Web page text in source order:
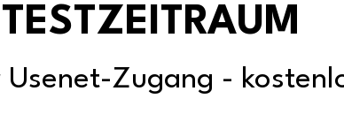
Zugang -